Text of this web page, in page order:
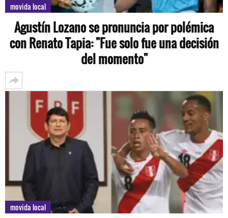
movida local
Agustín Lozano se pronuncia por polémica
con Renato Tapia: "Fue solo fue una decisión
del momento"
movida local